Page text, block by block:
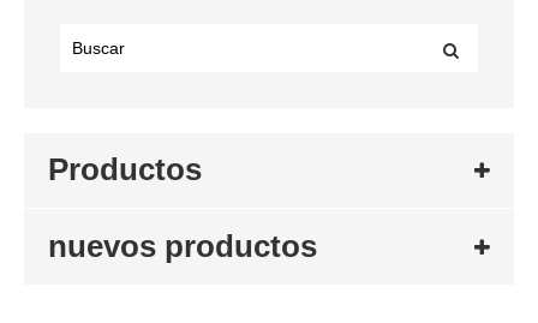
Productos
nuevos productos